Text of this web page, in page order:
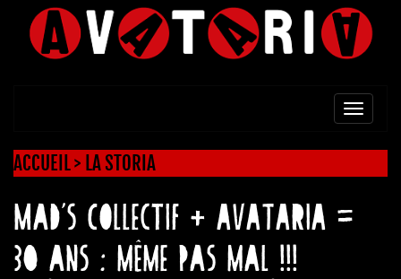
ACCUEIL> LA STORIA
Mad’s Collectif + AVATARIA =
30 ans : même pas mal !!!